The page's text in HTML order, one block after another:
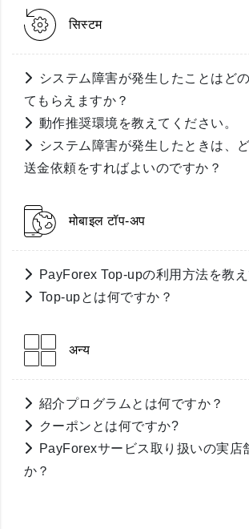
सिस्टम
システム障害が発生したことはど
てもらえますか？
動作推奨環境を教えてください。
システム障害が発生したときは、
送金依頼をすればよいのですか？
मोबाइल टॉप-अप
PayForex Top-upの利用方法を教え
Top-upとは何ですか？
अन्य
紹介プログラムとは何ですか？
クーポンとは何ですか?
PayForexサービス取り扱いの実店
か？